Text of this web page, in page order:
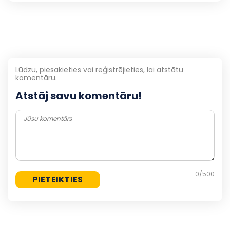
Atstāj savu komentāru!
Lūdzu, piesakieties vai reģistrējieties, lai atstātu
komentāru.
0/500